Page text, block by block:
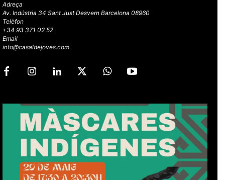
Adreça
Av. Indústria 34 Sant Just Desvern Barcelona 08960
Telèfon
+34 93 371 02 52
Email
info@casaldejoves.com